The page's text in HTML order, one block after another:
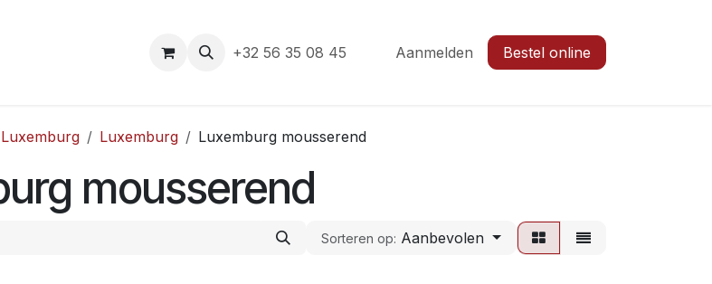
+32 56 35 08 45 Aanmelden Bestel online
Luxemburg Luxemburg Luxemburg mousserend
mousserend
Sorteren op: Aanbevolen